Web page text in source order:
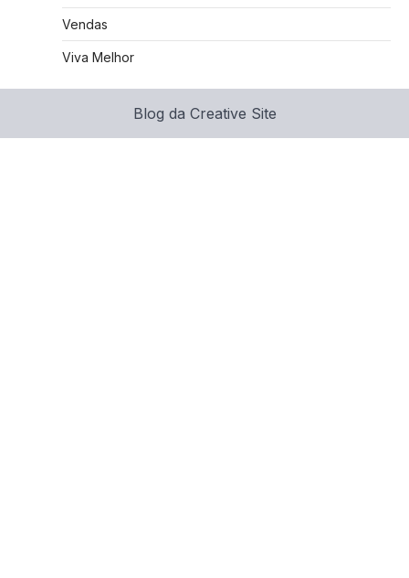
Vendas
Viva Melhor
Blog da Creative Site